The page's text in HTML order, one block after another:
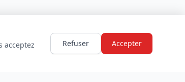
acceptez
Refuser Accepter